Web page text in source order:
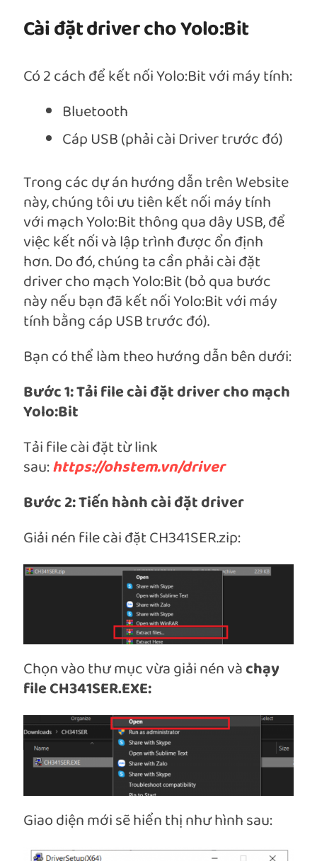
Cài đặt driver cho Yolo:Bit
Có 2 cách để kết nối Yolo:Bit với máy tính:
Bluetooth
Cáp USB (phải cài Driver trước đó)
Trong các dự án hướng dẫn trên Website
này, chúng tôi ưu tiên kết nối máy tính
với mạch Yolo:Bit thông qua dây USB, để
việc kết nối và lập trình được ổn định
hơn. Do đó, chúng ta cần phải cài đặt
driver cho mạch Yolo:Bit (bỏ qua bước
này nếu bạn đã kết nối Yolo:Bit với máy
tính bằng cáp USB trước đó).
Bạn có thể làm theo hướng dẫn bên dưới:
Bước 1: Tải file cài đặt driver cho mạch
Yolo:Bit
Tải file cài đặt từ link
sau:https://ohstem.vn/driver
Bước 2: Tiến hành cài đặt driver
Giải nén file cài đặt CH341SER.zip:
Chọn vào thư mục vừa giải nén vàchạy
file CH341SER.EXE:
Giao diện mới sẽ hiển thị như hình sau: